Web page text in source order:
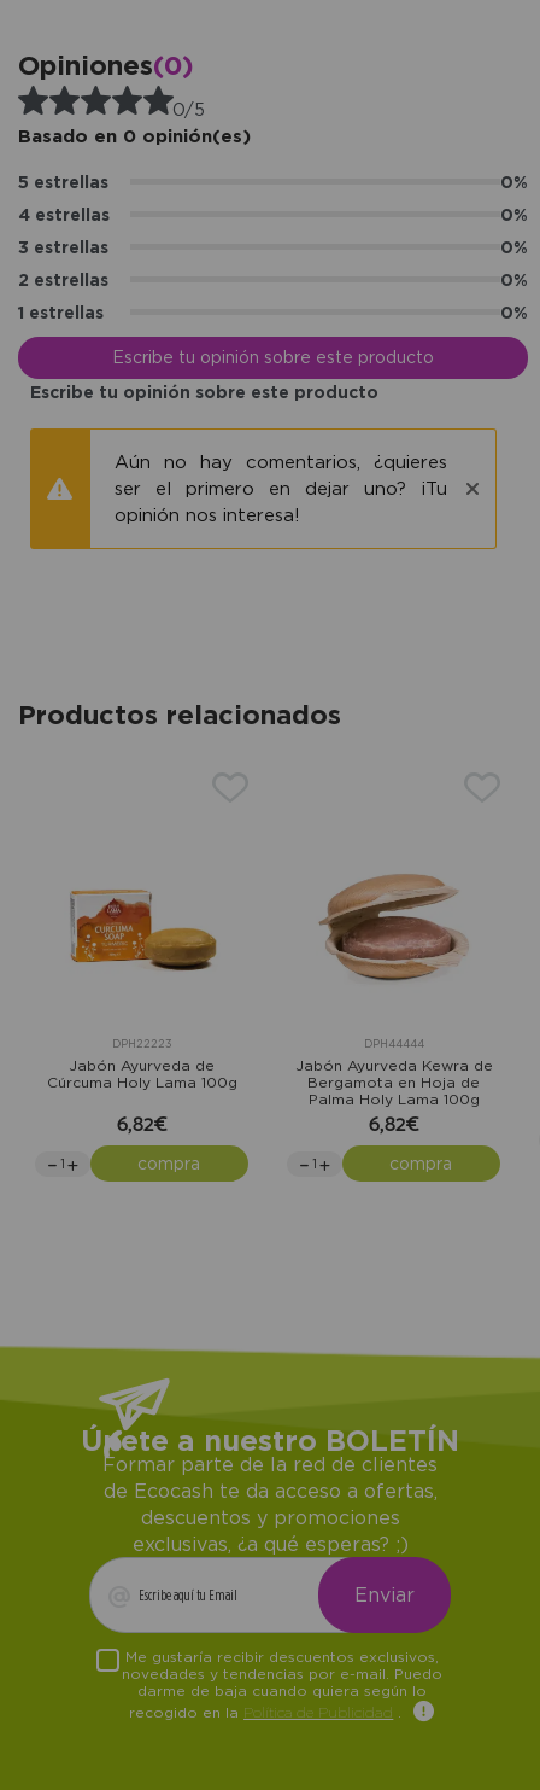
Opiniones(0)
0/5
Basado en 0 opinión(es)
5 estrellas
0%
4 estrellas
0%
3 estrellas
0%
2 estrellas
0%
1 estrellas
0%
Escribe tu opinión sobre este producto
Escribe tu opinión sobre este producto
Aún no hay comentarios, ¿quieres
ser el primero en dejar uno? ¡Tu
opinión nos interesa!
Productos relacionados
DPH22223
Jabón Ayurveda de
Cúrcuma Holy Lama 100g
6,82€
compra
DPH44444
Jabón Ayurveda Kewra de
Bergamota en Hoja de
Palma Holy Lama 100g
6,82€
compra
Únete a nuestro BOLETÍN
Formar parte de la red de clientes
de Ecocash te da acceso a ofertas,
descuentos y promociones
exclusivas, ¿a qué esperas? ;)
Me gustaría recibir descuentos exclusivos,
novedades y tendencias por e-mail. Puedo
darme de baja cuando quiera según lo
recogido en la Política de Publicidad